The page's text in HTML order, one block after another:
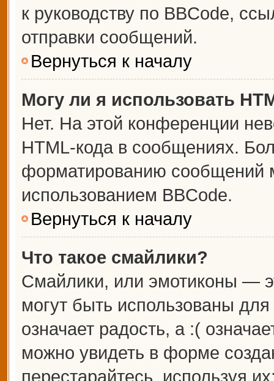
к руководству по BBCode,
отправки сообщений.
Вернуться к началу
Могу ли я использовать
Нет. На этой конференции
HTML-кода в сообщениях.
форматированию сообщений
использованием BBCode.
Вернуться к началу
Что такое смайлики?
Смайлики, или эмотиконы —
могут быть использованы
означает радость, а :(
можно увидеть в форме
перестарайтесь, используя